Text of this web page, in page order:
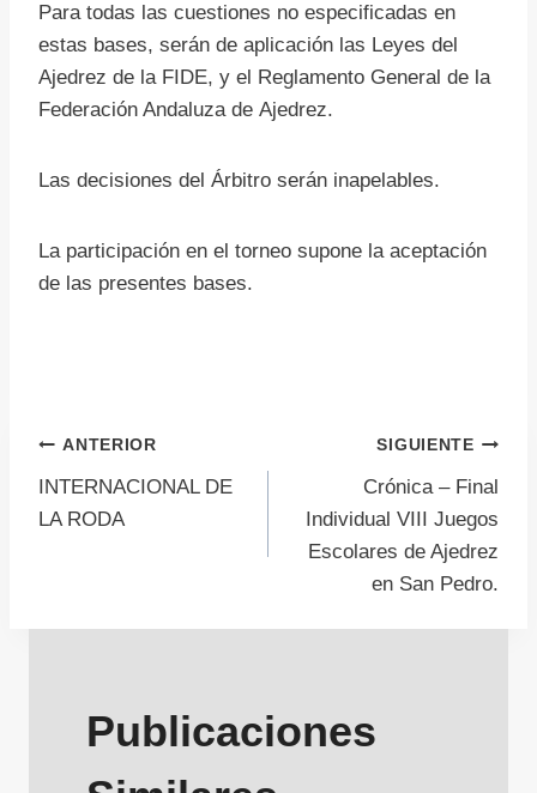
Para todas las cuestiones no especificadas en
estas bases, serán de aplicación las Leyes del
Ajedrez de la FIDE, y el Reglamento General de la
Federación Andaluza de Ajedrez.
Las decisiones del Árbitro serán inapelables.
La participación en el torneo supone la aceptación
de las presentes bases.
Navegación
de
ANTERIOR
INTERNACIONAL DE
LA RODA
SIGUIENTE
Crónica – Final
Individual VIII Juegos
Escolares de Ajedrez
en San Pedro.
Publicaciones